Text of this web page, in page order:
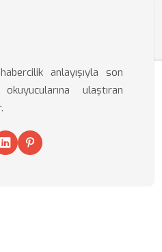
anlayışıyla son
ulaştıran